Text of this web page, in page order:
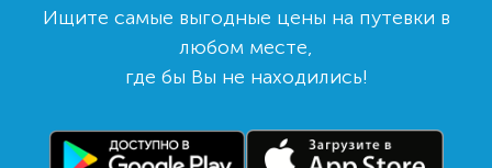
Ищите самые выгодные цены на путевки в
любом месте,
где бы Вы не находились!